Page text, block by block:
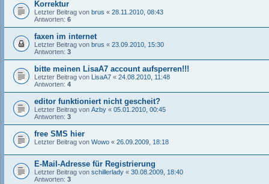
Korrektur
Letzter Beitrag von brus « 28.11.2010, 08:43
Antworten: 6
faxen im internet
Letzter Beitrag von brus « 23.09.2010, 15:30
Antworten: 3
bitte meinen LisaA7 account aufsperren!!!
Letzter Beitrag von LisaA7 « 24.08.2010, 11:48
Antworten: 4
editor funktioniert nicht gescheit?
Letzter Beitrag von Azby « 05.01.2010, 00:45
Antworten: 3
free SMS hier
Letzter Beitrag von Wowo « 26.09.2009, 18:18
E-Mail-Adresse für Registrierung
Letzter Beitrag von schillerlady « 30.08.2009, 18:40
Antworten: 3